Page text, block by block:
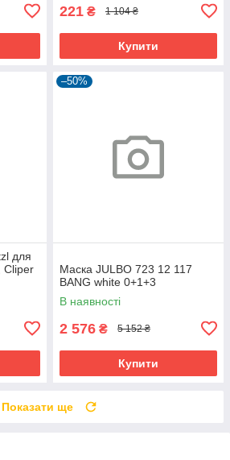
221 ₴ 1 104 ₴
Купити
для
Cliper
–50%
Маска JULBO 723 12 117
BANG white 0+1+3
В наявності
2 576 ₴ 5 152 ₴
Купити
Показати ще